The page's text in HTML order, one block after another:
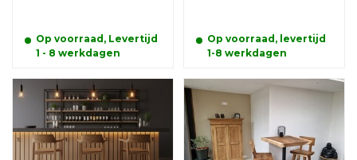
Op voorraad, Levertijd
1 - 8 werkdagen
Op voorraad, levertijd
1-8 werkdagen